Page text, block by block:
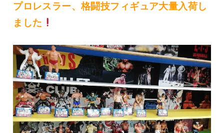
プロレスラー、格闘技フィギュア大量入荷し
ました